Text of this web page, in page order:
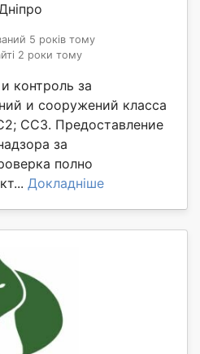
5 років тому
2 роки тому
контроль за
и сооружений класса
СС3. Предоставление
за
полно
Докладніше